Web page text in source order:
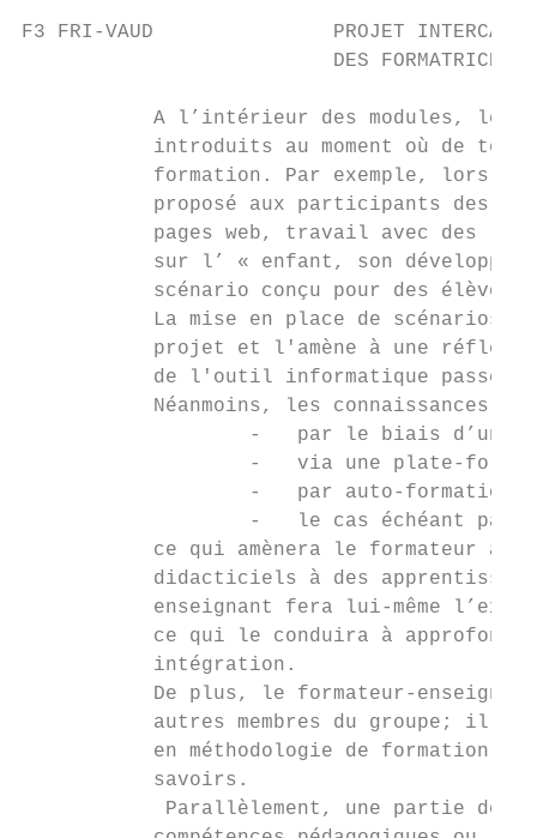
F3 FRI-VAUD               PROJET
DES FORMATRICES
A l’intérieur des modules, les
introduits au moment où de
formation. Par exemple, lors
proposé aux participants des
pages web, travail avec des
sur l’ « enfant, son
           scénario conçu pour des élèves.
La mise en place de scénarios
projet et l'amène à une
de l'outil informatique passe
Néanmoins, les connaissances
-   par le biais d’une
-   via une plate-
                   -   par auto-formation,
-   le cas échéant par
ce qui amènera le formateur à
didacticiels à des
enseignant fera lui-même
ce qui le conduira à
           intégration.
De plus, le formateur-
autres membres du groupe; il
en méthodologie de formation
           savoirs.
Parallèlement, une partie de